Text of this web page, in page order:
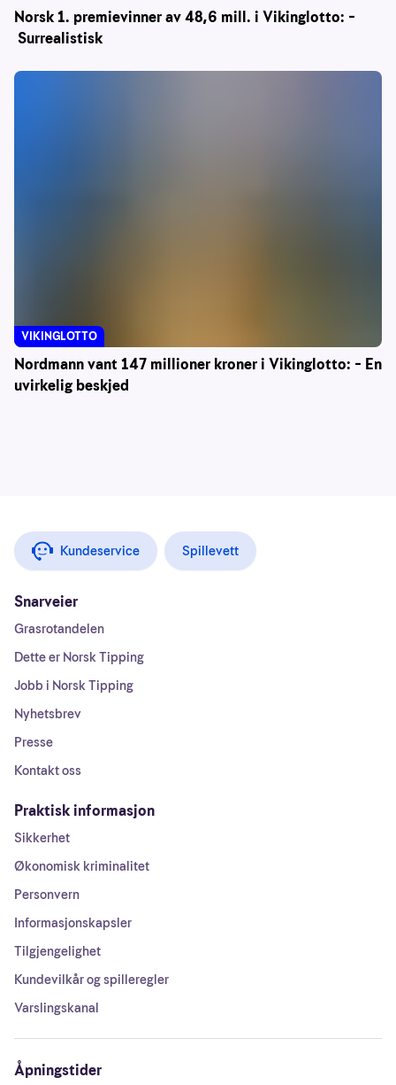
Norsk 1. premievinner av 48,6 mill. i Vikinglotto: –
Surrealistisk
Nordmann vant 147 millioner kroner i Vikinglotto: – En
uvirkelig beskjed
VIKINGLOTTO
Kundeservice Spillevett
Snarveier
Grasrotandelen
Dette er Norsk Tipping
Jobb i Norsk Tipping
Nyhetsbrev
Presse
Kontakt oss
Praktisk informasjon
Sikkerhet
Økonomisk kriminalitet
Personvern
Informasjonskapsler
Tilgjengelighet
Kundevilkår og spilleregler
Varslingskanal
Åpningstider